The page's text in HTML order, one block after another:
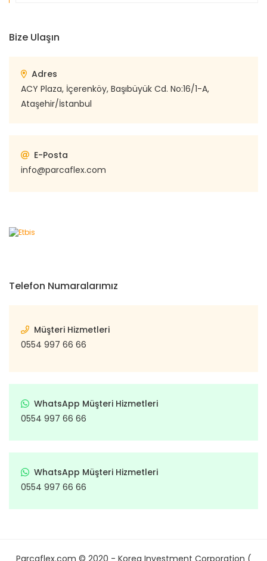
Bize Ulaşın
Adres
ACY Plaza, İçerenköy, Başıbüyük Cd. No:16/1-A,
Ataşehir/İstanbul
E-Posta
info@parcaflex.com
Telefon Numaralarımız
Müşteri Hizmetleri
0554 997 66 66
WhatsApp Müşteri Hizmetleri
0554 997 66 66
WhatsApp Müşteri Hizmetleri
0554 997 66 66
Parcaflex.com © 2020 - Korea Investment Corporation (